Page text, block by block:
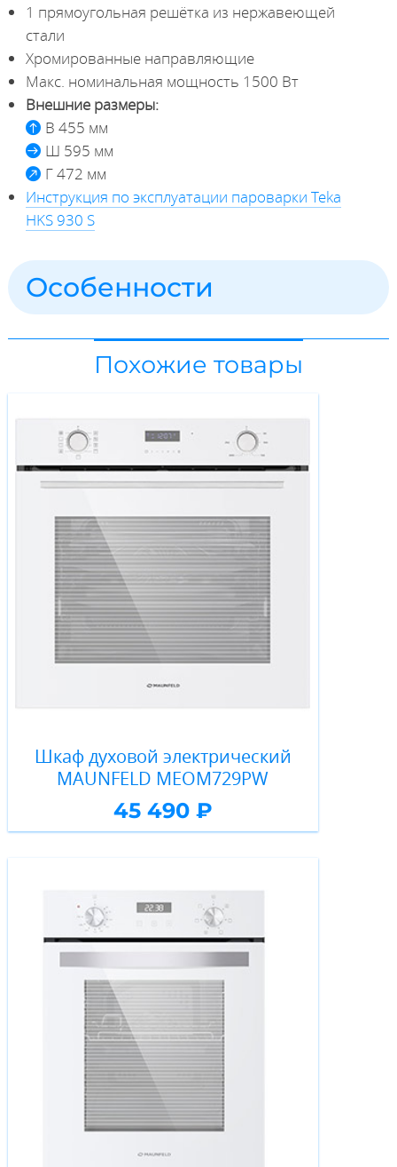
1 прямоугольная решётка из нержавеющей
стали
Хромированные направляющие
Макс. номинальная мощность 1500 Вт
Внешние размеры:
В 455 мм
Ш 595 мм
Г 472 мм
Инструкция по эксплуатации пароварки Teka
HKS 930 S
Особенности
Похожие товары
Шкаф духовой электрический
MAUNFELD MEOM729PW
45 490 ₽